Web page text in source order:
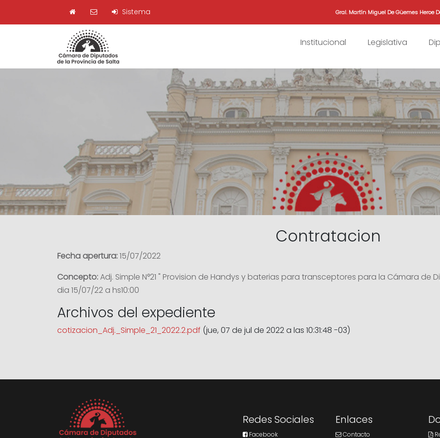
Sistema Gral. Martín Miguel De Güemes Heroe
Institucional Legislativa
Contratacion
Fecha apertura:15/07/2022
Concepto:Adj. Simple N°21 " Provision de Handys y baterias para transceptores para la Cámara de
dia 15/07/22 a hs10:00
Archivos del expediente
cotizacion_Adj._Simple_21_2022.2.pdf (jue, 07 de jul de 2022 a las 10:31:48 -03)
Redes Sociales
Facebook
Enlaces
Contacto